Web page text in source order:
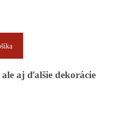
aj ďalšie dekorácie